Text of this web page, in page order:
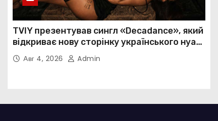
TVIY презентував сингл «Decadance», який
відкриває нову сторінку українського нуар-
попуАвг 4, 2026 Admin